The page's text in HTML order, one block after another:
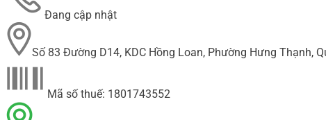
Đang cập nhật
Số 83 Đường D14, KDC Hồng Loan, Phường Hưng Thạnh,
Mã số thuế: 1801743552